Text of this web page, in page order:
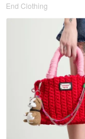
End Clothing